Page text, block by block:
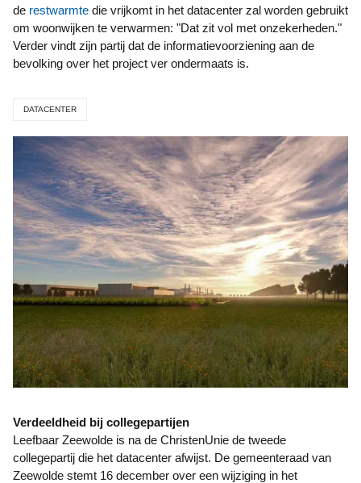
de restwarmte die vrijkomt in het datacenter zal worden gebruikt
om woonwijken te verwarmen: "Dat zit vol met onzekerheden."
Verder vindt zijn partij dat de informatievoorziening aan de
bevolking over het project ver ondermaats is.
DATACENTER
Verdeeldheid bij collegepartijen
Leefbaar Zeewolde is na de ChristenUnie de tweede
collegepartij die het datacenter afwijst. De gemeenteraad van
Zeewolde stemt 16 december over een wijziging in het